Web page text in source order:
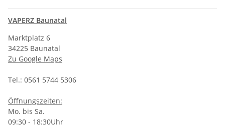
VAPERZ Baunatal
Marktplatz 6
34225 Baunatal
Zu Google Maps
Tel.: 0561 5744 5306
Öffnungszeiten:
Mo. bis Sa.
09:30 - 18:30Uhr